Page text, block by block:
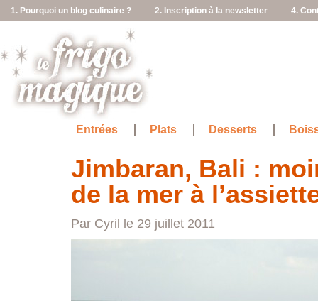
1. Pourquoi un blog culinaire ? 2. Inscription à la newsletter 4.
Entrées Plats Desserts
Jimbaran, Bali :
de la mer à
Par Cyril le 29 juillet 2011